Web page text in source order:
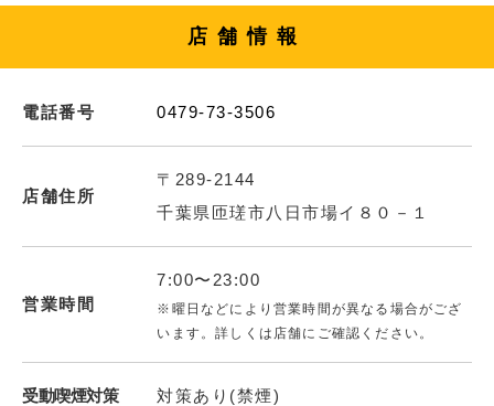
店舗情報
電話番号 0479-73-3506
店舗住所
〒289-2144
千葉県匝瑳市八日市場イ８０－１
営業時間
7:00〜23:00
※曜日などにより営業時間が異なる場合がござ
います。詳しくは店舗にご確認ください。
受動喫煙対策 対策あり(禁煙)